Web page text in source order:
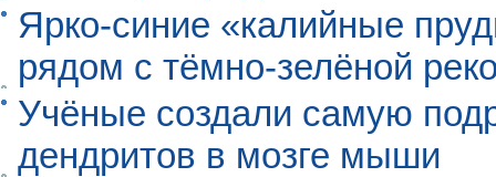
Ярко-синие «калийные
рядом с тёмно-зелёной
Учёные создали самую
дендритов в мозге мыши